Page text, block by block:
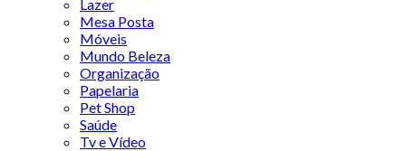
Lazer
Mesa Posta
Móveis
Mundo Beleza
Organização
Papelaria
Pet Shop
Saúde
Tv e Vídeo